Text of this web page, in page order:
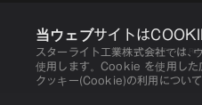
当ウェブサイトは
スターライト工業株式会社では､
使用します。Cookie を使用した
クッキー(Cookie)の利用について
© STARLITE. All